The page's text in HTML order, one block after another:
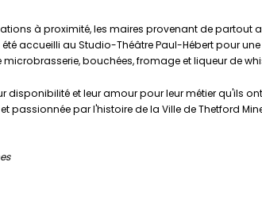
à proximité, les maires provenant de partout
accueilli au Studio-Théâtre Paul-Hébert pour
bouchées, fromage et liqueur de
disponibilité et leur amour pour leur métier qu'ils
par l'histoire de la Ville de Thetford